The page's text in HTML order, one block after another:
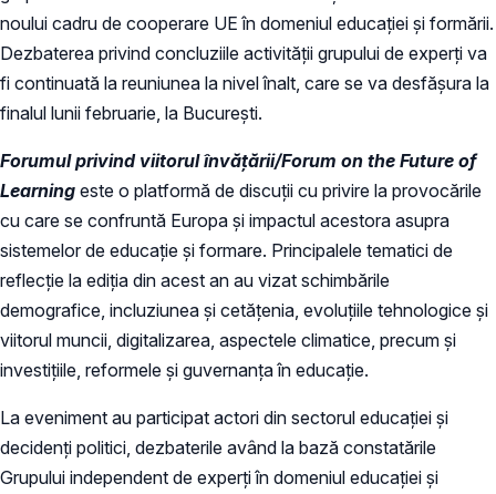
noului cadru de cooperare UE în domeniul educației și formării.
Dezbaterea privind concluziile activității grupului de experți va
fi continuată la reuniunea la nivel înalt, care se va desfășura la
finalul lunii februarie, la București.
Forumul privind viitorul învățării/Forum on the Future of
Learning este o platformă de discuții cu privire la provocările
cu care se confruntă Europa și impactul acestora asupra
sistemelor de educație și formare. Principalele tematici de
reflecție la ediția din acest an au vizat schimbările
demografice, incluziunea și cetățenia, evoluțiile tehnologice și
viitorul muncii, digitalizarea, aspectele climatice, precum și
investițiile, reformele și guvernanța în educație.
La eveniment au participat actori din sectorul educației și
decidenți politici, dezbaterile având la bază constatările
Grupului independent de experți în domeniul educației și